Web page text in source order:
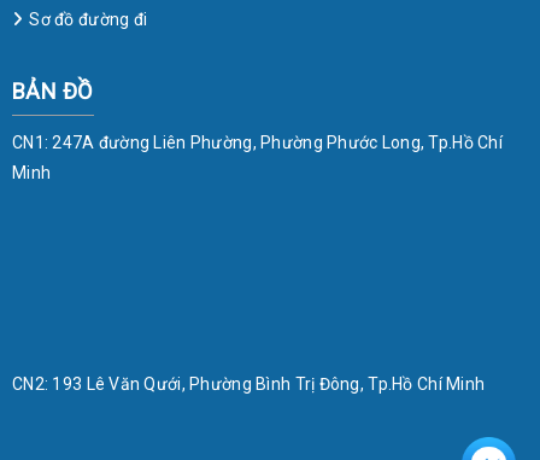
Sơ đồ đường đi
BẢN ĐỒ
CN1: 247A đường Liên Phường, Phường Phước Long, Tp.Hồ Chí
Minh
CN2: 193 Lê Văn Qưới, Phường Bình Trị Đông, Tp.Hồ Chí Minh